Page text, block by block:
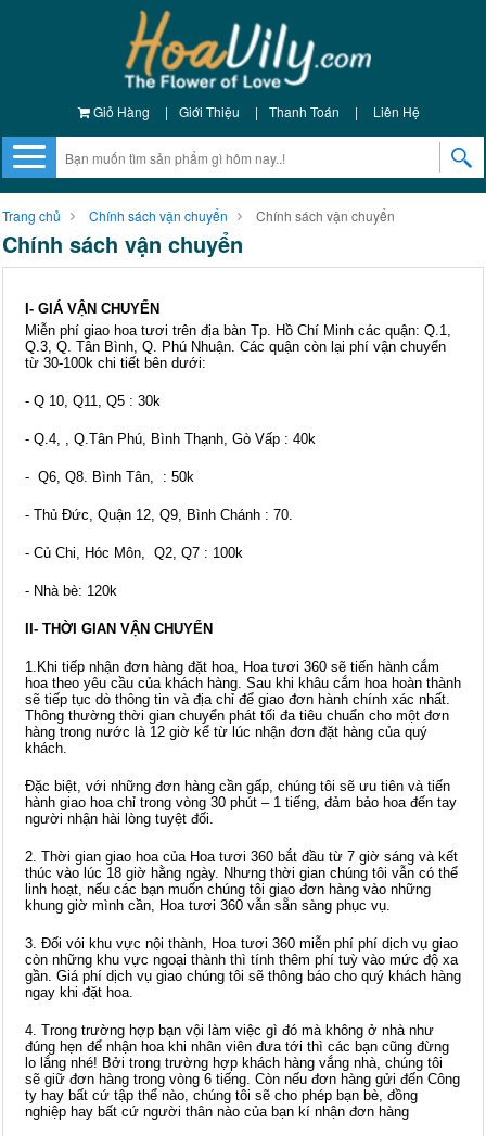
Giỏ Hàng | Giới Thiệu | Thanh Toán | Liên Hệ
Trang chủ Chính sách vận chuyển Chính sách vận chuyển
Chính sách vận chuyển
I- GIÁ VẬN CHUYỂN
Miễn phí giao hoa tươi trên địa bàn Tp. Hồ Chí Minh các quận: Q.1,
Q.3, Q. Tân Bình, Q. Phú Nhuận. Các quận còn lại phí vận chuyển
từ 30-100k chi tiết bên dưới:
- Q 10, Q11, Q5 : 30k
- Q.4, , Q.Tân Phú, Bình Thạnh, Gò Vấp : 40k
- Q6, Q8. Bình Tân, : 50k
- Thủ Đức, Quận 12, Q9, Bình Chánh : 70.
- Củ Chi, Hóc Môn, Q2, Q7 : 100k
- Nhà bè: 120k
II- THỜI GIAN VẬN CHUYỂN
1.Khi tiếp nhận đơn hàng đặt hoa, Hoa tươi 360 sẽ tiến hành cắm
hoa theo yêu cầu của khách hàng. Sau khi khâu cắm hoa hoàn thành
sẽ tiếp tục dò thông tin và địa chỉ để giao đơn hành chính xác nhất.
Thông thường thời gian chuyển phát tối đa tiêu chuẩn cho một đơn
hàng trong nước là 12 giờ kể từ lúc nhận đơn đặt hàng của quý
khách.
Đặc biệt, với những đơn hàng cần gấp, chúng tôi sẽ ưu tiên và tiến
hành giao hoa chỉ trong vòng 30 phút – 1 tiếng, đảm bảo hoa đến tay
người nhận hài lòng tuyệt đối.
2. Thời gian giao hoa của Hoa tươi 360 bắt đầu từ 7 giờ sáng và kết
thúc vào lúc 18 giờ hằng ngày. Nhưng thời gian chúng tôi vẫn có thể
linh hoạt, nếu các bạn muốn chúng tôi giao đơn hàng vào những
khung giờ mình cần, Hoa tươi 360 vẫn sẵn sàng phục vụ.
3. Đối vói khu vực nội thành, Hoa tươi 360 miễn phí phí dịch vụ giao
còn những khu vực ngoại thành thì tính thêm phí tuỳ vào mức độ xa
gần. Giá phí dịch vụ giao chúng tôi sẽ thông báo cho quý khách hàng
ngay khi đặt hoa.
4. Trong trường hợp bạn vội làm việc gì đó mà không ở nhà như
đúng hẹn để nhận hoa khi nhân viên đưa tới thì các bạn cũng đừng
lo lắng nhé! Bởi trong trường hợp khách hàng vắng nhà, chúng tôi
sẽ giữ đơn hàng trong vòng 6 tiếng. Còn nếu đơn hàng gửi đến Công
ty hay bất cứ tập thể nào, chúng tôi sẽ cho phép bạn bè, đồng
nghiệp hay bất cứ người thân nào của bạn kí nhận đơn hàng